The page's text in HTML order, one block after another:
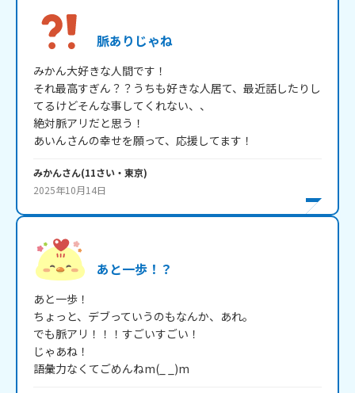
脈ありじゃね
みかん大好きな人間です！
それ最高すぎん？？うちも好きな人居て、最近話したりし
てるけどそんな事してくれない、、
絶対脈アリだと思う！
あいんさんの幸せを願って、応援してます！
みかんさん(11さい・ 東京)
2025年10月14日
あと一歩！？
あと一歩！
ちょっと、デブっていうのもなんか、あれ。
でも脈アリ！！！すごいすごい！
じゃあね！
語彙力なくてごめんねm(_ _)m